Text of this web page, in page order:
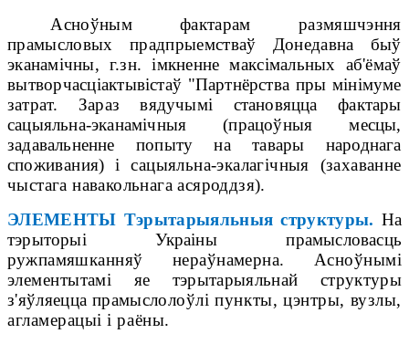
Асноўным фактарам размяшчэння
прамысловых прадпрыемстваў Донедавна быў
эканамічны, г.зн. імкненне максімальных аб'ёмаў
вытворчасціактывістаў "Партнёрства пры мінімуме
затрат. Зараз вядучымі становяцца фактары
сацыяльна-эканамічныя (працоўныя месцы,
задавальненне попыту на тавары народнага
споживания) і сацыяльна-экалагічныя (захаванне
чыстага навакольнага асяроддзя).
ЭЛЕМЕНТЫ Тэрытарыяльныя структуры. На
тэрыторыі Украіны прамысловасць
ружпамяшканняў нераўнамерна. Асноўнымі
элементытамі яе
тэрытарыяльнай структуры
з'яўляецца прамыслолоўлі пункты, цэнтры, вузлы,
агламерацыі і раёны.